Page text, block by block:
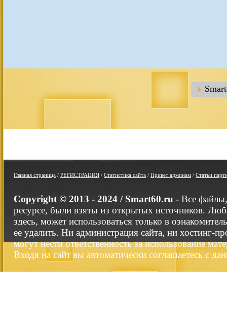
Главная страница / РЕГИСТРАЦИЯ / Статистика сайта / Привет админам / Статьи
Copyright © 2013 - 2024 / Smart60.ru - Все
ресурсе, были взяты из открытых источников.
здесь, может использоваться только в
ее удалить. Ни администрация сайта, ни хостинг-
могут нести ответственность за использование
Входя на сайт вы автоматически соглашаетесь с